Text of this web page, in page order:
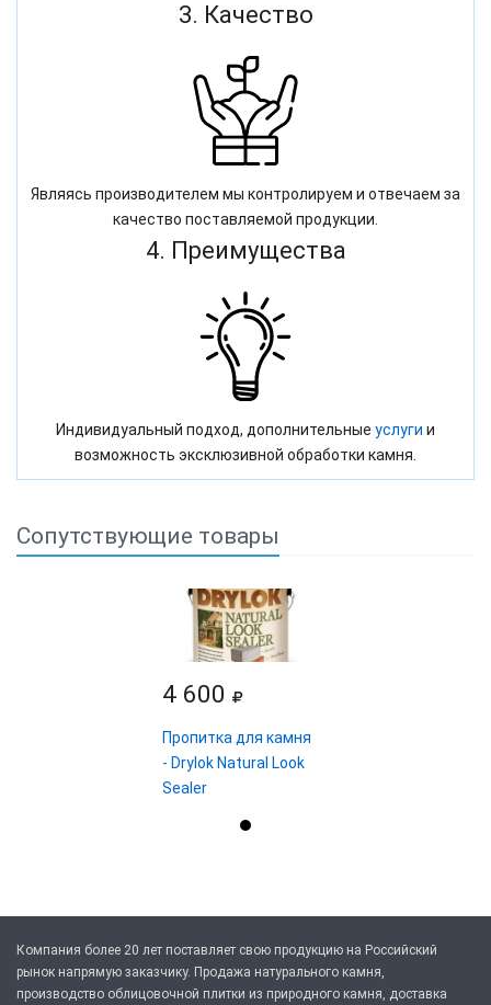
3. Качество
Являясь производителем мы контролируем и отвечаем за
качество поставляемой продукции.
4. Преимущества
Индивидуальный подход, дополнительные услуги и
возможность эксклюзивной обработки камня.
Сопутствующие товары
4 600
Пропитка для камня
- Drylok Natural Look
Sealer
Компания более 20 лет поставляет свою продукцию на Российский
рынок напрямую заказчику. Продажа натурального камня,
производство облицовочной плитки из природного камня, доставка